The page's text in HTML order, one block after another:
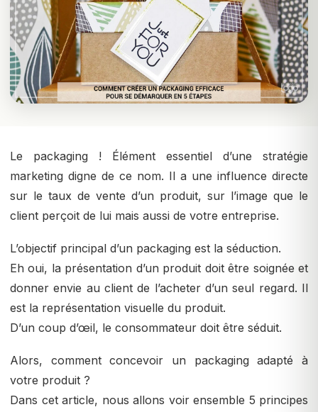
Le packaging ! Élément essentiel d’une stratégie
marketing digne de ce nom. Il a une influence directe
sur le taux de vente d’un produit, sur l’image que le
client perçoit de lui mais aussi de votre entreprise.
L’objectif principal d’un packaging est la séduction.
Eh oui, la présentation d’un produit doit être soignée et
donner envie au client de l’acheter d’un seul regard. Il
est la représentation visuelle du produit.
D’un coup d’œil, le consommateur doit être séduit.
Alors, comment concevoir un packaging adapté à
votre produit ?
Dans cet article, nous allons voir ensemble 5 principes